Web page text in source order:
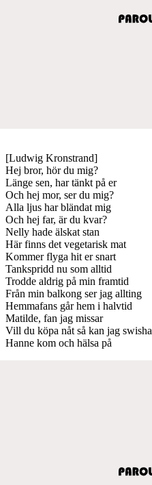
[Ludwig Kronstrand]
Hej bror, hör du mig?
Länge sen, har tänkt på er
Och hej mor, ser du mig?
Alla ljus har bländat mig
Och hej far, är du kvar?
Nelly hade älskat stan
Här finns det vegetarisk mat
Kommer flyga hit er snart
Tankspridd nu som alltid
Trodde aldrig på min framtid
Från min balkong ser jag allting
Hemmafans går hem i halvtid
Matilde, fan jag missar
Vill du köpa nåt så kan jag swisha
Hanne kom och hälsa på